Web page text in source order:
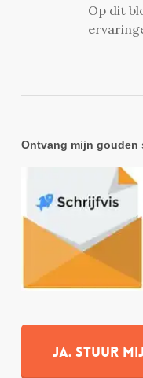
Op dit
Ontvang mijn
Ja. stuur